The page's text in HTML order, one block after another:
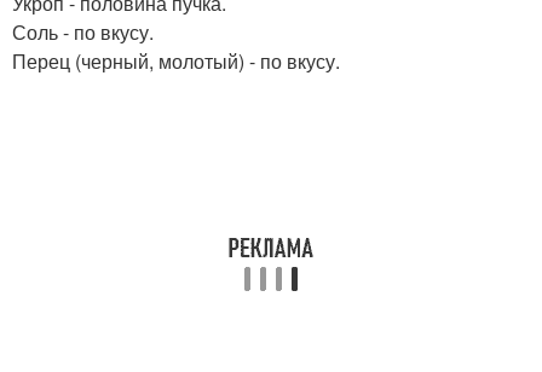
Соль - по вкусу.
Перец (черный, молотый) - по вкусу.